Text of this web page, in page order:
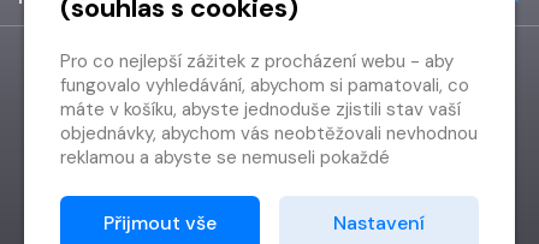
(souhlas s cookies)
Pro co nejlepší zážitek z procházení webu - aby
fungovalo vyhledávání, abychom si pamatovali, co
máte v košíku, abyste jednoduše zjistili stav vaší
objednávky, abychom vás neobtěžovali nevhodnou
reklamou a abyste se nemuseli pokaždé
Proto od vás potřebujeme souhlas se
Přijmout vše Nastavení